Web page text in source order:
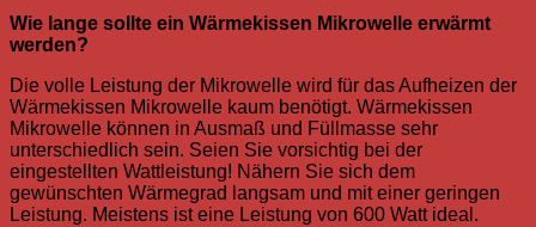
Wie lange sollte ein Wärmekissen Mikrowelle erwärmt
werden?
Die volle Leistung der Mikrowelle wird für das Aufheizen der
Wärmekissen Mikrowelle kaum benötigt. Wärmekissen
Mikrowelle können in Ausmaß und Füllmasse sehr
unterschiedlich sein. Seien Sie vorsichtig bei der
eingestellten Wattleistung! Nähern Sie sich dem
gewünschten Wärmegrad langsam und mit einer geringen
Leistung. Meistens ist eine Leistung von 600 Watt ideal.